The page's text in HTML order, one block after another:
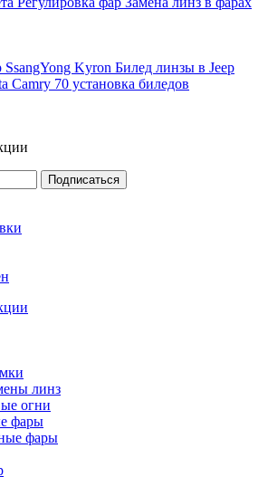
Kyron Билед линзы в Jeep
Camry 70 установка биледов
Подписаться
линз
огни
фары
фары